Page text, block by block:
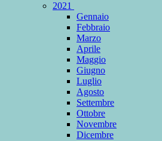
2021
Gennaio
Febbraio
Marzo
Aprile
Maggio
Giugno
Luglio
Agosto
Settembre
Ottobre
Novembre
Dicembre